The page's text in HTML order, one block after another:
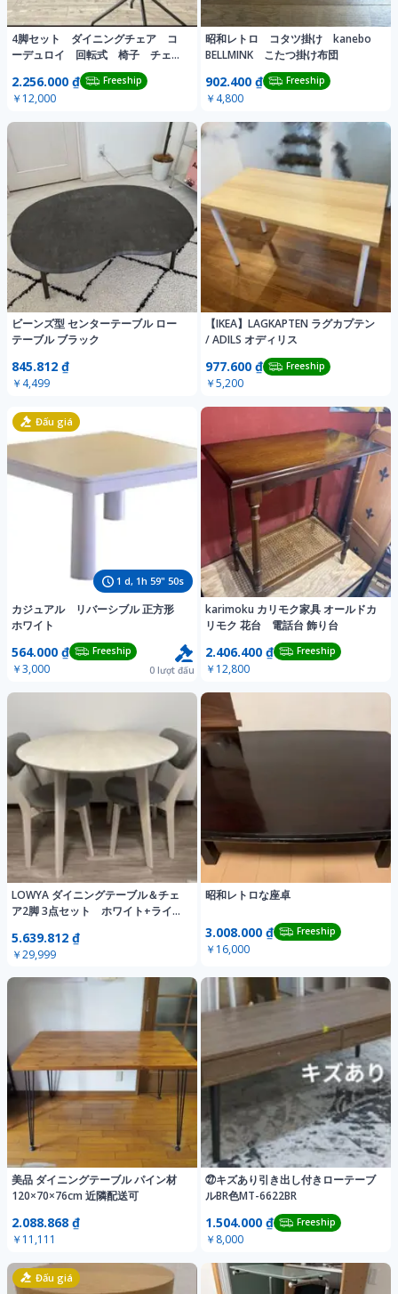
4脚セット ダイニングチェア コ
ーデュロイ 回転式 椅子 チェ
2.256.000 ₫ Freeship
￥12,000
昭和レトロ コタツ掛け kanebo
BELLMINK こたつ掛け布団
902.400 ₫ Freeship
￥4,800
ビーンズ型 センターテーブル ロー
テーブル ブラック
845.812 ₫
￥4,499
【IKEA】LAGKAPTEN ラグカプテン
/ ADILS オディリス
977.600 ₫ Freeship
￥5,200
1 d, 1h 59" 47s
Đấu giá
カジュアル リバーシブル 正方形
ホワイト
564.000 ₫ Freeship
￥3,000 0 lượt đấu
karimoku カリモク家具 オールドカ
リモク 花台 電話台 飾り台
2.406.400 ₫ Freeship
￥12,800
LOWYA ダイニングテーブル＆チェ
ア2脚 3点セット ホワイト+ライト
5.639.812 ₫
￥29,999
昭和レトロな座卓
3.008.000 ₫ Freeship
￥16,000
美品 ダイニングテーブル パイン材
120×70×76cm 近隣配送可
2.088.868 ₫
￥11,111
㉗キズあり引き出し付きローテーブ
ルBR色MT-6622BR
1.504.000 ₫ Freeship
￥8,000
Đấu giá